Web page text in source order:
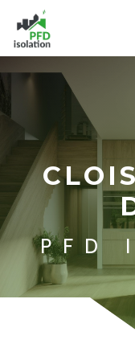
PFD
Panneau de gestion